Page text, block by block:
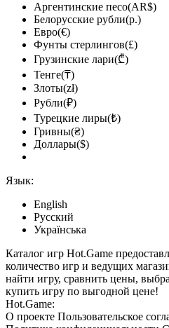
Аргентинские песо(AR$)
Белорусские рубли(р.)
Евро(€)
Фунты стерлингов(£)
Грузинские лари(₾)
Тенге(₸)
Злоты(zł)
Рубли(₽)
Турецкие лиры(₺)
Гривны(₴)
Доллары($)
Язык:
English
Русский
Українська
Каталог игр Hot.Game
количество игр и ведущих
найти игру, сравнить цены,
купить игру по выгодной цене!
Hot.Game:
О проекте Пользовательское